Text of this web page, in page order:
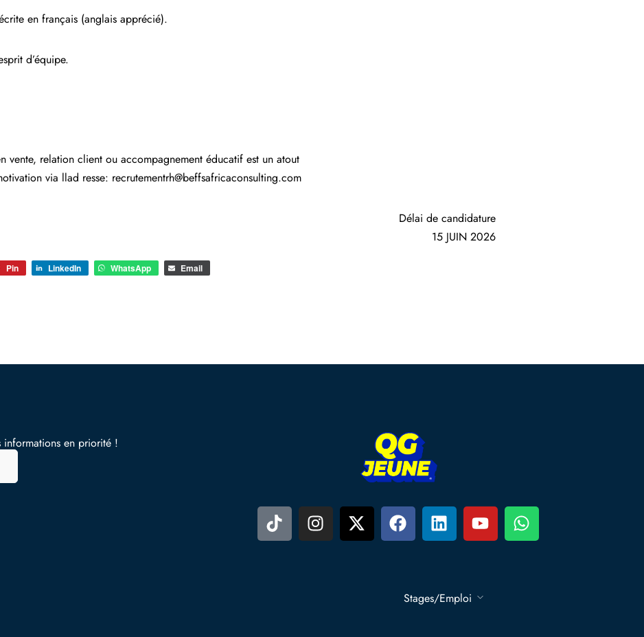
en français (anglais apprécié).
d’équipe.
vente, relation client ou accompagnement éducatif est un atout
via llad resse: recrutementrh@beffsafricaconsulting.com
Délai de candidature
15 JUIN 2026
Pin LinkedIn WhatsApp Email
informations en priorité !
Stages/Emploi